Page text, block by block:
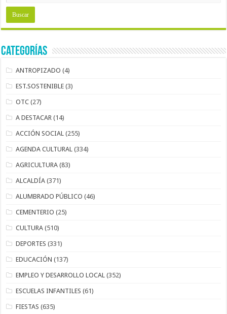
Categorías
ANTROPIZADO (4)
EST.SOSTENIBLE (3)
OTC (27)
A DESTACAR (14)
ACCIÓN SOCIAL (255)
AGENDA CULTURAL (334)
AGRICULTURA (83)
ALCALDÍA (371)
ALUMBRADO PÚBLICO (46)
CEMENTERIO (25)
CULTURA (510)
DEPORTES (331)
EDUCACIÓN (137)
EMPLEO Y DESARROLLO LOCAL (352)
ESCUELAS INFANTILES (61)
FIESTAS (635)